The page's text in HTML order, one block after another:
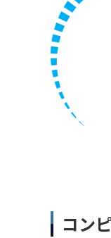
コン